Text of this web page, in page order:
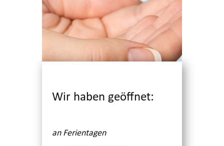
Wir haben geöffnet:
an Ferientagen